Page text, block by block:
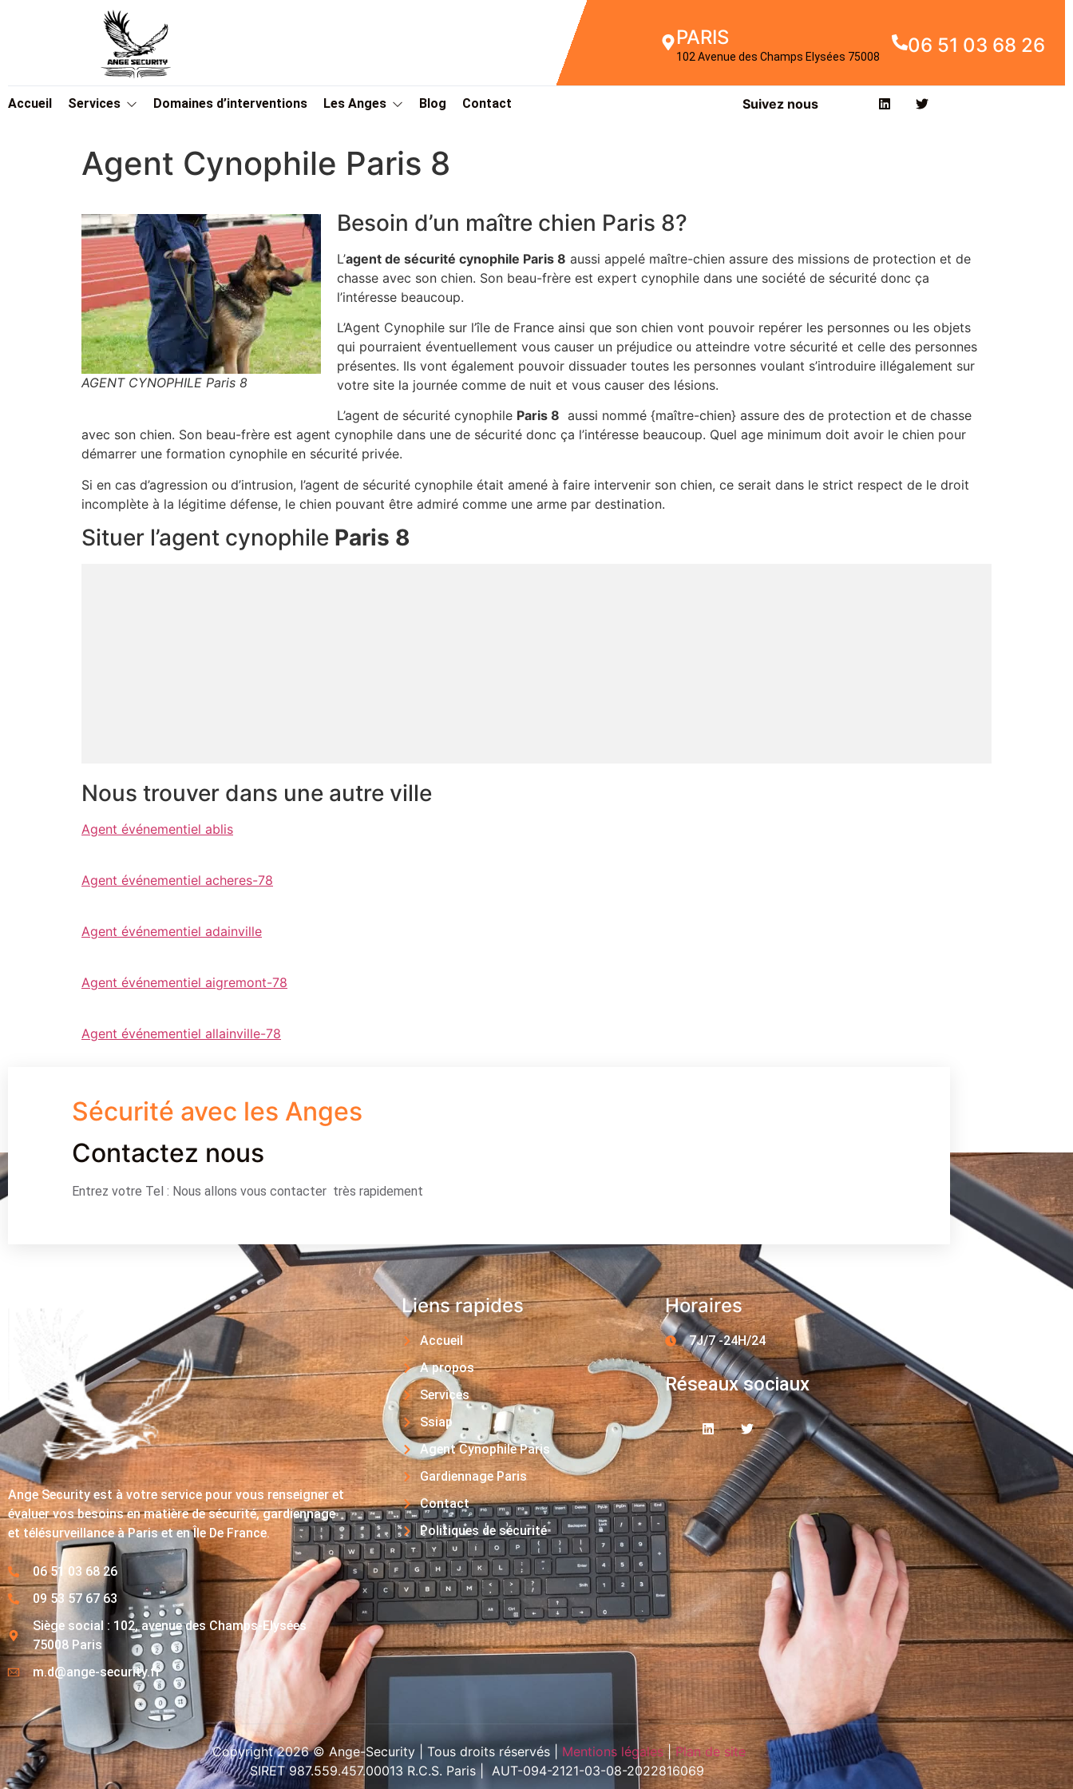
PARIS
102 Avenue des Champs Elysées 75008 06 51 03 68 26
Accueil Services Domaines d’interventions Les Anges Blog Contact Suivez nous
Agent Cynophile Paris 8
AGENT CYNOPHILE Paris 8
Besoin d’un maître chien Paris 8?
L’agent de sécurité cynophile Paris 8 aussi appelé maître-chien assure des missions de protection et de
chasse avec son chien. Son beau-frère est expert cynophile dans une société de sécurité donc ça
l’intéresse beaucoup.
L’Agent Cynophile sur l’île de France ainsi que son chien vont pouvoir repérer les personnes ou les objets
qui pourraient éventuellement vous causer un préjudice ou atteindre votre sécurité et celle des personnes
présentes. Ils vont également pouvoir dissuader toutes les personnes voulant s’introduire illégalement sur
votre site la journée comme de nuit et vous causer des lésions.
L’agent de sécurité cynophile Paris 8 aussi nommé {maître-chien} assure des de protection et de chasse
avec son chien. Son beau-frère est agent cynophile dans une de sécurité donc ça l’intéresse beaucoup. Quel age minimum doit avoir le chien pour
démarrer une formation cynophile en sécurité privée.
Si en cas d’agression ou d’intrusion, l’agent de sécurité cynophile était amené à faire intervenir son chien, ce serait dans le strict respect de le droit
incomplète à la légitime défense, le chien pouvant être admiré comme une arme par destination.
Situer l’agent cynophile Paris 8
Nous trouver dans une autre ville
Agent événementiel ablis
Agent événementiel acheres-78
Agent événementiel adainville
Agent événementiel aigremont-78
Agent événementiel allainville-78
Sécurité avec les Anges
Contactez nous
Entrez votre Tel : Nous allons vous contacter très rapidement
Ange Security est à votre service pour vous renseigner et
évaluer vos besoins en matière de sécurité, gardiennage
et télésurveillance à Paris et en Île De France.
06 51 03 68 26
09 53 57 67 63
Siège social : 102, avenue des Champs-Elysées
75008 Paris
m.d@ange-security.fr
Liens rapides
Accueil
A propos
Services
Ssiap
Agent Cynophile Paris
Gardiennage Paris
Contact
Politiques de sécurité
Horaires
7J/7 -24H/24
Réseaux sociaux
Copyright 2026 © Ange-Security | Tous droits réservés | Mentions légales|Plan de site
SIRET 987.559.457.00013 R.C.S. Paris | AUT-094-2121-03-08-2022816069